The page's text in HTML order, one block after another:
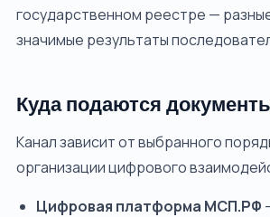
государственном реестре —
значимые результаты
Куда подаются
Канал зависит от выбранного
организации цифрового
Цифровая платформа МСП.РФ